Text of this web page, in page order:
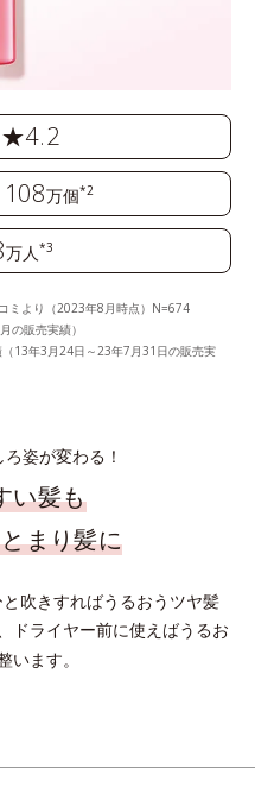
★4.2
108万個*2
万人 *3
ミより（2023年8月時点）N=674
の販売実績）
13年3月24日～23年7月31日の販売実
姿が変わる！
い髪も
まり髪に
吹きすればうるおうツヤ髪
ドライヤー前に使えばうるお
ます。